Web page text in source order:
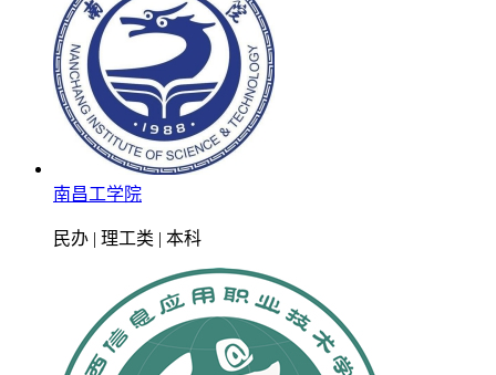
南昌工学院
民办 | 理工类 | 本科